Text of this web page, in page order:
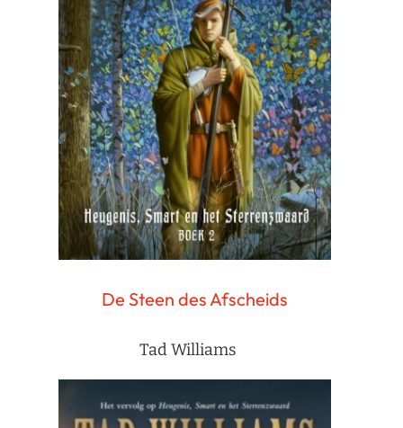
De Steen des Afscheids
Tad Williams